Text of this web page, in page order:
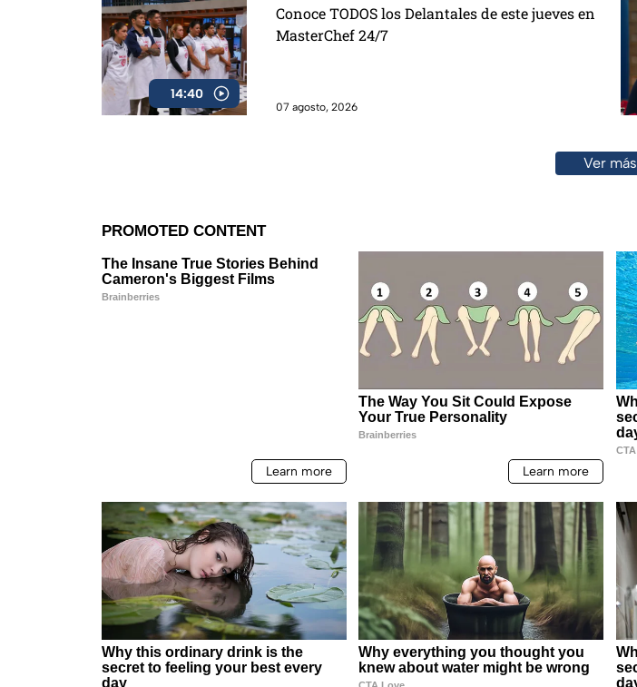
14:40
Conoce TODOS los Delantales de este jueves en
MasterChef 24/7
07 agosto, 2026
Ver más